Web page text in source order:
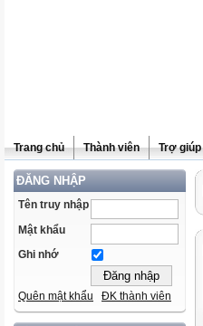
Trang chủ Thành viên Trợ giúp
ĐĂNG NHẬP
Tên truy nhập
Mật khẩu
Ghi nhớ
Quên mật khẩu ĐK thành viên